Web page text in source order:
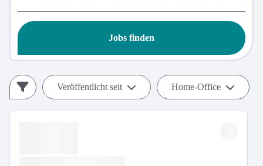
Jobs finden
Veröffentlicht seit Home-Office